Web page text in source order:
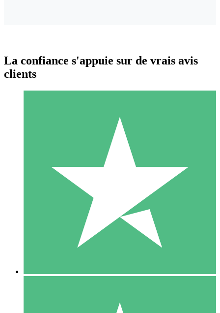
Packs de Crédits Individuels
Payez à l'utilisation avec des crédits de téléchargement. Sans
1 Téléchargement
10 00
10 Téléchargements
La confiance s'appuie sur de vrais avis
clients